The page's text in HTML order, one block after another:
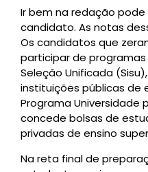
Ir bem na redação
candidato. As notas
Os candidatos que
participar de
Seleção Unificada
instituições públicas de
Programa Universidade
concede bolsas de
privadas de ensino
Na reta final de